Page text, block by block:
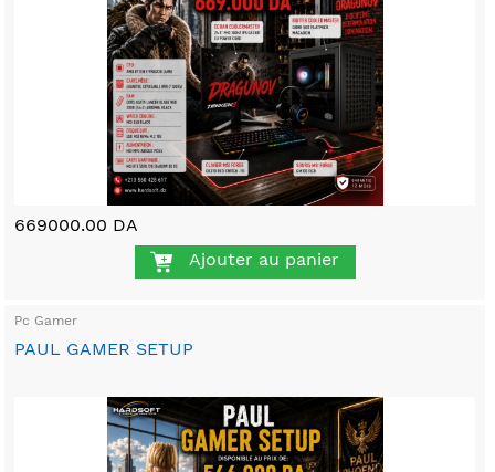
669000.00 DA
Ajouter au panier
Pc Gamer
PAUL GAMER SETUP